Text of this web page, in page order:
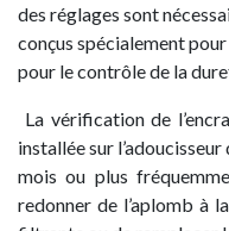
des réglages sont
conçus spécialement
pour le contrôle de la
La vérification de
installée sur
mois ou plus
redonner de l’aplomb à